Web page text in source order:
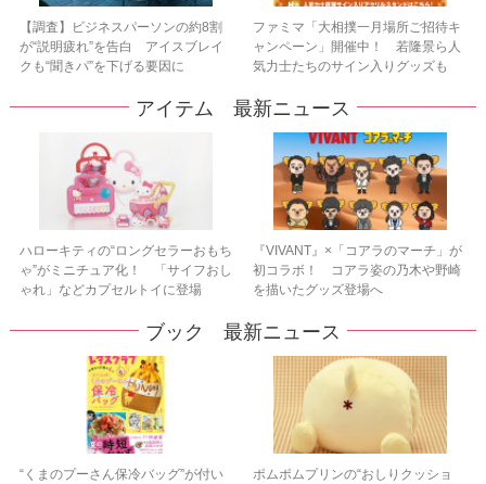
【調査】ビジネスパーソンの約8割
が“説明疲れ”を告白 アイスブレイ
クも“聞きパ”を下げる要因に
ファミマ「大相撲一月場所ご招待キ
ャンペーン」開催中！ 若隆景ら人
気力士たちのサイン入りグッズも
アイテム 最新ニュース
ハローキティの“ロングセラーおもち
ゃ”がミニチュア化！ 「サイフおし
ゃれ」などカプセルトイに登場
『VIVANT』×「コアラのマーチ」が
初コラボ！ コアラ姿の乃木や野崎
を描いたグッズ登場へ
ブック 最新ニュース
“くまのプーさん保冷バッグ”が付い
ポムポムプリンの“おしりクッショ